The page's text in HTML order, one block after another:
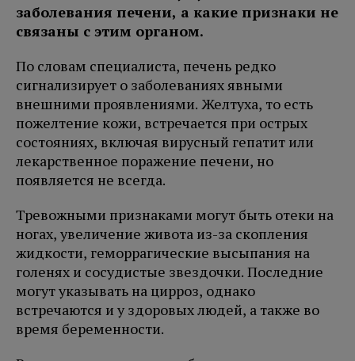
заболевания печени, а какие признаки не
связаны с этим органом.
По словам специалиста, печень редко
сигнализирует о заболеваниях явными
внешними проявлениями. Желтуха, то есть
пожелтение кожи, встречается при острых
состояниях, включая вирусный гепатит или
лекарственное поражение печени, но
появляется не всегда.
Тревожными признаками могут быть отеки на
ногах, увеличение живота из-за скопления
жидкости, геморрагические высыпания на
голенях и сосудистые звездочки. Последние
могут указывать на цирроз, однако
встречаются и у здоровых людей, а также во
время беременности.